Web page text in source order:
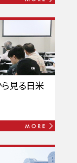
見る日米